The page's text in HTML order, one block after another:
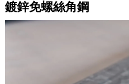
鍍鋅免螺絲角鋼